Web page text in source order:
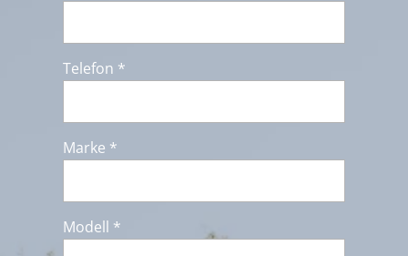
Telefon *
Marke *
Modell *